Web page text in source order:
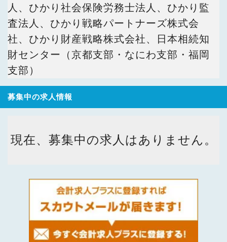
人、ひかり社会保険労務士法人、ひかり監
査法人、ひかり戦略パートナーズ株式会
社、ひかり財産戦略株式会社、日本相続知
財センター（京都支部・なにわ支部・福岡
支部）
募集中の求人情報
現在、募集中の求人はありません。